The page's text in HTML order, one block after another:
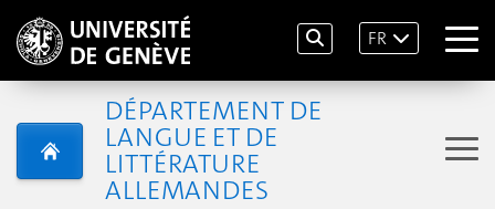
FR
DÉPARTEMENT DE
LANGUE ET DE
LITTÉRATURE
ALLEMANDES